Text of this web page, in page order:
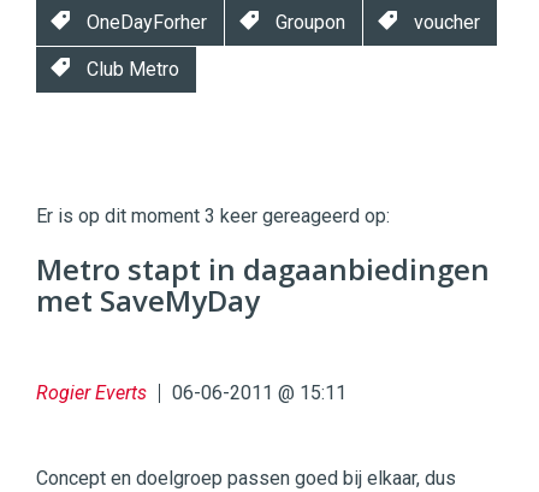
OneDayForher Groupon voucher
Club Metro
|
Digital
Commerce
https://twinklemagazine.nl
96 54
Er is op dit moment 3 keer gereageerd op:
Metro stapt in dagaanbiedingen
met SaveMyDay
Rogier Everts 06-06-2011 @ 15:11
Concept en doelgroep passen goed bij elkaar, dus